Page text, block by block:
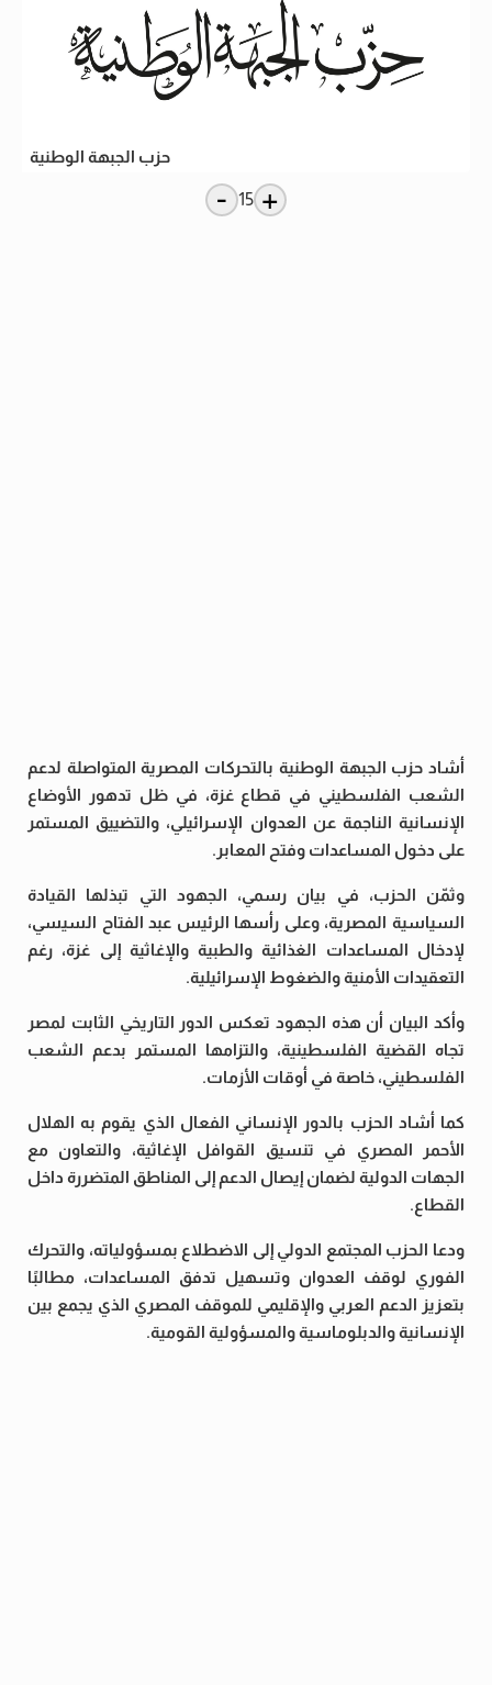
حزب الجبهة الوطنية
+
15
-
أشاد حزب الجبهة الوطنية بالتحركات المصرية المتواصلة لدعم
الشعب الفلسطيني في قطاع غزة، في ظل تدهور الأوضاع
الإنسانية الناجمة عن العدوان الإسرائيلي، والتضييق المستمر
على دخول المساعدات وفتح المعابر.
وثمّن الحزب، في بيان رسمي، الجهود التي تبذلها القيادة
السياسية المصرية، وعلى رأسها الرئيس عبد الفتاح السيسي،
لإدخال المساعدات الغذائية والطبية والإغاثية إلى غزة، رغم
التعقيدات الأمنية والضغوط الإسرائيلية.
وأكد البيان أن هذه الجهود تعكس الدور التاريخي الثابت لمصر
تجاه القضية الفلسطينية، والتزامها المستمر بدعم الشعب
الفلسطيني، خاصة في أوقات الأزمات.
كما أشاد الحزب بالدور الإنساني الفعال الذي يقوم به الهلال
الأحمر المصري في تنسيق القوافل الإغاثية، والتعاون مع
الجهات الدولية لضمان إيصال الدعم إلى المناطق المتضررة داخل
القطاع.
ودعا الحزب المجتمع الدولي إلى الاضطلاع بمسؤولياته، والتحرك
الفوري لوقف العدوان وتسهيل تدفق المساعدات، مطالبًا
بتعزيز الدعم العربي والإقليمي للموقف المصري الذي يجمع بين
الإنسانية والدبلوماسية والمسؤولية القومية.